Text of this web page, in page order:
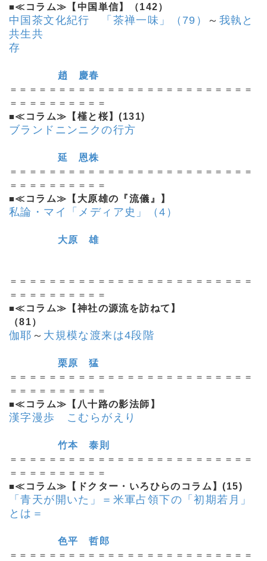
■≪コラム≫【中国単信】（142）
中国茶文化紀行 「茶禅一味」（79） ～ 我執と
共生共
存
趙 慶春
＝＝＝＝＝＝＝＝＝＝＝＝＝＝＝＝＝＝＝＝＝＝＝＝＝
＝＝＝＝＝＝＝＝＝＝
■≪コラム≫【槿と桜】(131)
ブランドニンニクの行方
延 恩株
＝＝＝＝＝＝＝＝＝＝＝＝＝＝＝＝＝＝＝＝＝＝＝＝＝
＝＝＝＝＝＝＝＝＝＝
■≪コラム≫【大原雄の『流儀』】
私論・マイ「メディア史」（4）
大原 雄
＝＝＝＝＝＝＝＝＝＝＝＝＝＝＝＝＝＝＝＝＝＝＝＝＝
＝＝＝＝＝＝＝＝＝＝
■≪コラム≫【神社の源流を訪ねて】
（81）
伽耶 ～ 大規模な渡来は4段階
栗原 猛
＝＝＝＝＝＝＝＝＝＝＝＝＝＝＝＝＝＝＝＝＝＝＝＝＝
＝＝＝＝＝＝＝＝＝＝
■≪コラム≫【八十路の影法師】
漢字漫歩 こむらがえり
竹本 泰則
＝＝＝＝＝＝＝＝＝＝＝＝＝＝＝＝＝＝＝＝＝＝＝＝＝
＝＝＝＝＝＝＝＝＝＝
■≪コラム≫【ドクター・いろひらのコラム】(15)
「青天が開いた」＝米軍占領下の「初期若月」
とは＝
色平 哲郎
＝＝＝＝＝＝＝＝＝＝＝＝＝＝＝＝＝＝＝＝＝＝＝＝＝